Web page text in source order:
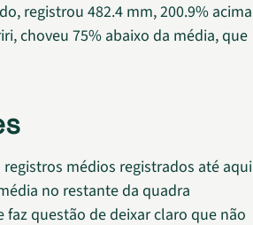
registrou 482.4 mm, 200.9% acima
choveu 75% abaixo da média, que
médios registrados até aqui
no restante da quadra
questão de deixar claro que não